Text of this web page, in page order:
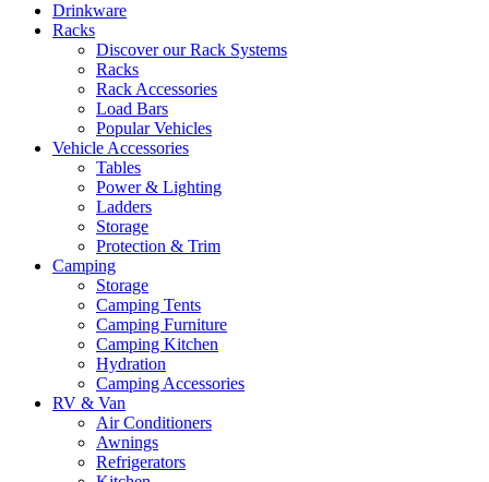
Drinkware
Racks
Discover our Rack Systems
Racks
Rack Accessories
Load Bars
Popular Vehicles
Vehicle Accessories
Tables
Power & Lighting
Ladders
Storage
Protection & Trim
Camping
Storage
Camping Tents
Camping Furniture
Camping Kitchen
Hydration
Camping Accessories
RV & Van
Air Conditioners
Awnings
Refrigerators